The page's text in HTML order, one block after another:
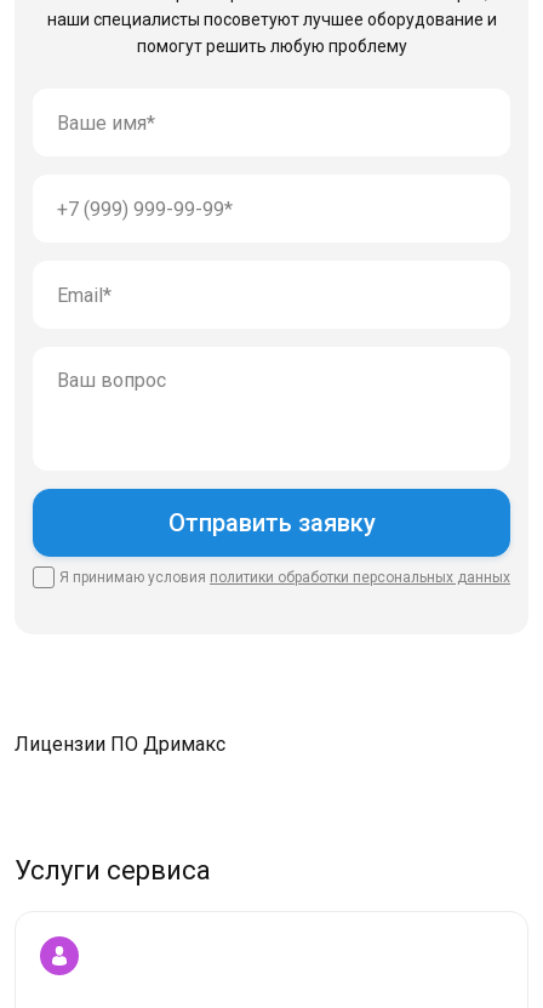
наши специалисты посоветуют лучшее оборудование и
помогут решить любую проблему
Я принимаю условия политики обработки персональных данных
Лицензии ПО Дримакс
Услуги сервиса